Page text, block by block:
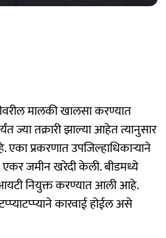
मालकी खालसा करण्यात
तक्रारी झाल्या आहेत त्यानुसार
प्रकरणात उपजिल्हाधिकाऱ्याने
एकर जमीन खरेदी केली. बीडमध्ये
नियुक्त करण्यात आली आहे.
कारवाई होईल असे